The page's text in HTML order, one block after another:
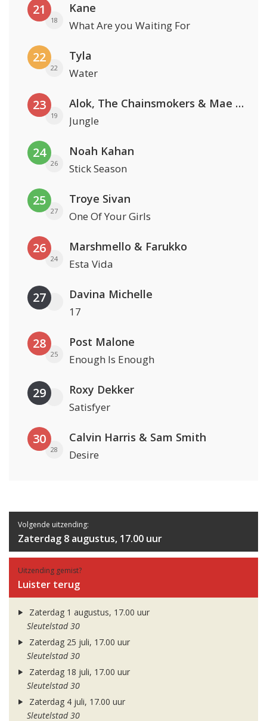
21
18
Kane
What Are you Waiting For
22
22
Tyla
Water
23
19
Alok, The Chainsmokers & Mae Stephens
Jungle
24
26
Noah Kahan
Stick Season
25
27
Troye Sivan
One Of Your Girls
26
24
Marshmello & Farukko
Esta Vida
27 Davina Michelle
17
28
25
Post Malone
Enough Is Enough
29 Roxy Dekker
Satisfyer
30
28
Calvin Harris & Sam Smith
Desire
Volgende uitzending:
Zaterdag 8 augustus, 17.00 uur
Uitzending gemist?
Luister terug
Zaterdag 1 augustus, 17.00 uur
Sleutelstad 30
Zaterdag 25 juli, 17.00 uur
Sleutelstad 30
Zaterdag 18 juli, 17.00 uur
Sleutelstad 30
Zaterdag 4 juli, 17.00 uur
Sleutelstad 30